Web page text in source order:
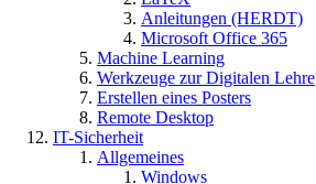
Anleitungen (HERDT)
Microsoft Office 365
Machine Learning
Werkzeuge zur Digitalen Lehre
Erstellen eines Posters
Remote Desktop
IT-Sicherheit
Allgemeines
Windows